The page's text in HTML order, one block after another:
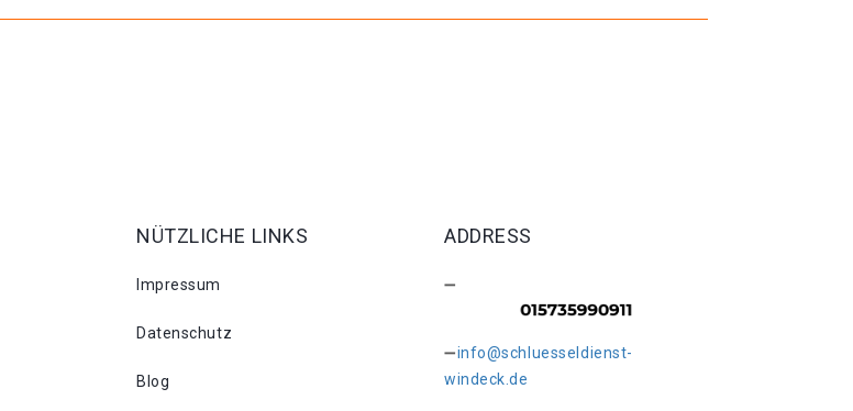
NÜTZLICHE LINKS
Impressum
Datenschutz
Blog
ADDRESS
info@schluesseldienst-
windeck.de